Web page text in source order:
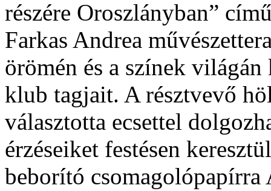
részére Oroszlányban”
Farkas Andrea
örömén és a színek
klub tagjait. A résztvevő
választotta ecsettel
érzéseiket festésen
beborító csomagolópapírra